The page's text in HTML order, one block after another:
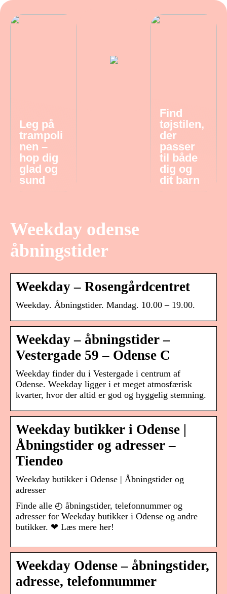
Leg på
trampoli
nen –
hop dig
glad og
sund
Find
tøjstilen,
der
passer
til både
dig og
dit barn
Weekday odense
åbningstider
Weekday – Rosengårdcentret
Weekday. Åbningstider. Mandag. 10.00 – 19.00.
Weekday – åbningstider –
Vestergade 59 – Odense C
Weekday finder du i Vestergade i centrum af
Odense. Weekday ligger i et meget atmosfærisk
kvarter, hvor der altid er god og hyggelig stemning.
Weekday butikker i Odense |
Åbningstider og adresser –
Tiendeo
Weekday butikker i Odense | Åbningstider og
adresser
Finde alle ◴ åbningstider, telefonnummer og
adresser for Weekday butikker i Odense og andre
butikker. ❤ Læs mere her!
Weekday Odense – åbningstider,
adresse, telefonnummer